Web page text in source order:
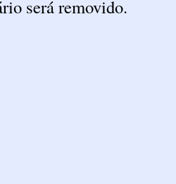
será removido.